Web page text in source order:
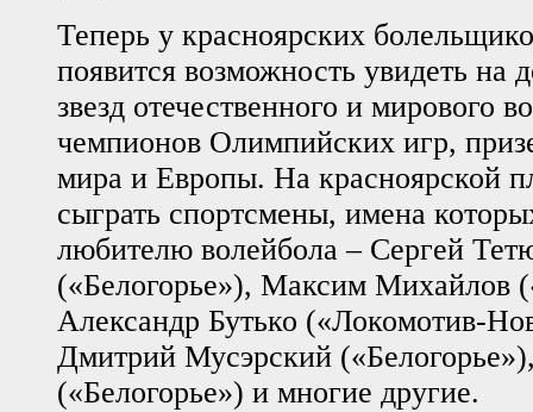
Теперь у красноярских
появится возможность увидеть
звезд отечественного и мирового
чемпионов Олимпийских игр,
мира и Европы. На красноярской
сыграть спортсмены, имена
любителю волейбола – Сергей
(«Белогорье»), Максим Михайлов
Александр Бутько («Локомотив-
Дмитрий Мусэрский
(«Белогорье») и многие другие.